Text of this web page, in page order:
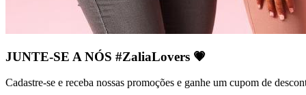
JUNTE-SE A NÓS #ZaliaLovers 💗
Cadastre-se e receba nossas promoções e ganhe um cupom de